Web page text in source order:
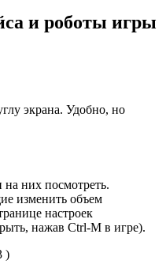
и роботы игры
экрана. Удобно, но
на них посмотреть.
изменить объем
настроек
нажав Ctrl-M в игре).
)